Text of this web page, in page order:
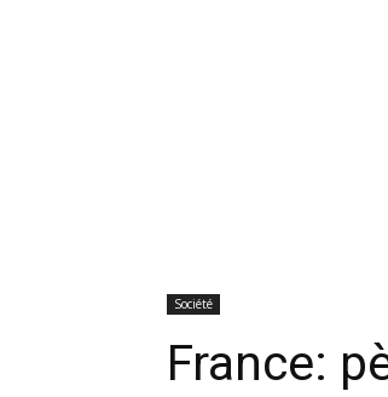
Société
France: